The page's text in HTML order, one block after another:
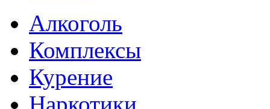
Алкоголь
Комплексы
Курение
Наркотики